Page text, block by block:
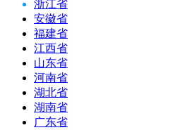
浙江省
安徽省
福建省
江西省
山东省
河南省
湖北省
湖南省
广东省